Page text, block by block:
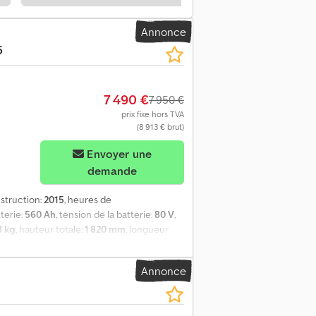
conduite à gauche - Ridelles rabattables
- Ridelles de chargement en aluminium
Annonce
7 490 €7 950 €
prix fixe hors TVA
(8 913 € brut)
demande
2015, heures de
560 Ah, tension de la batterie:80 V,
kg, hauteur totale:1 820 mm, longueur
- Hauteur hors tout avec toit de
montés en haut arrière sur le toit de
6135 - Rétroviseurs intérieur et
tissu) Dodoyv Sdajpfx Aa Djck -
Annonce